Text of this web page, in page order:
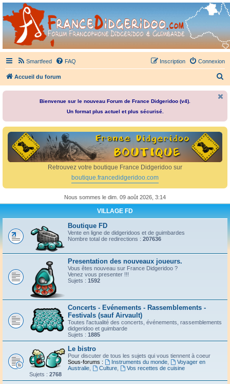
France Didgeridoo
Didgeridoo et Guimbarde sur France Didgeridoo - retrouvez la communauté.
Smartfeed FAQ Connexion
Inscription
Accueil du forum
e
r
Bienvenue sur le nouveau Forum de France Didgeridoo (v4).
Un format plus actuel et plus sécurisé.
Retrouvez votre boutique France Didgeridoo sur
boutique.francedidgeridoo.com
Nous sommes le dim. 09 août 2026, 3:14
VILLAGE FD
Boutique FD
Vente en ligne de didgeridoos et de guimbardes
Nombre total de redirections : 207636
Presentation des nouveaux joueurs.
Vous êtes nouveau sur France Didgeridoo ?
Venez vous presenter !!!
Sujets : 1592
Concerts - Evénements - Rassemblements -
Festivals (sauf Airvault)
Toutes l'actualité des concerts, événements, rassemblements
didgeridoo et guimbarde
Sujets : 1885
Le bistro
Pour discuter de tous les sujets qui vous tiennent à coeur
Sous-forums :
Instruments du monde,
Voyager en
Australie
Culture,
Vos recettes de cuisine
Sujets : 2768